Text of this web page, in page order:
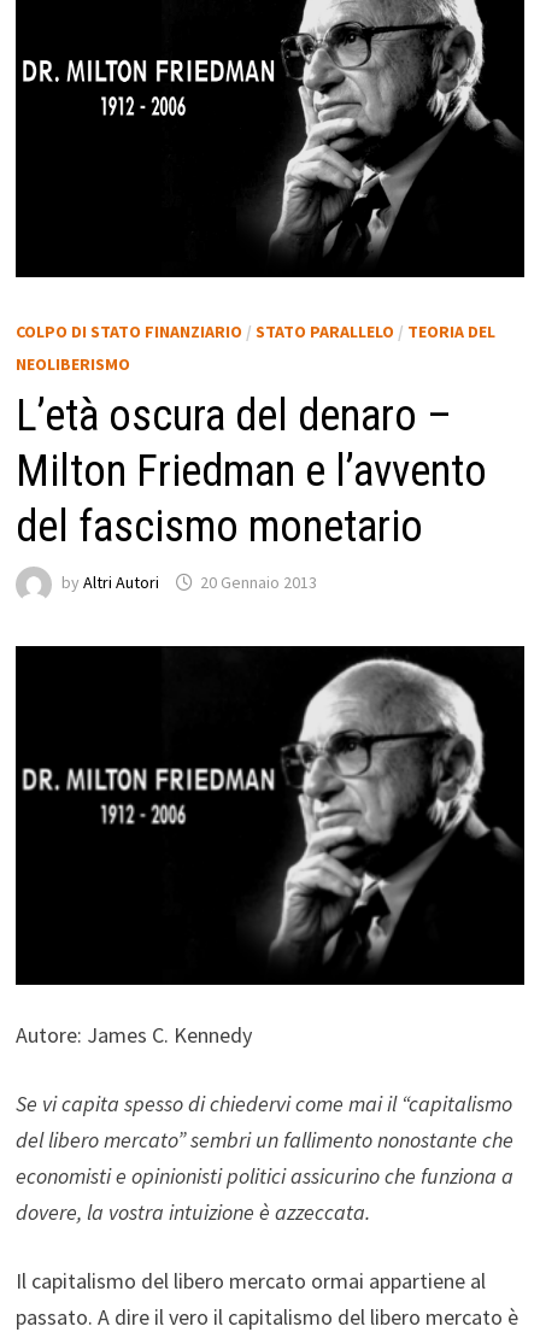
COLPO DI STATO FINANZIARIO / STATO PARALLELO / TEORIA DEL
NEOLIBERISMO
L’età oscura del denaro –
Milton Friedman e l’avvento
del fascismo monetario
by Altri Autori 20 Gennaio 2013
Autore: James C. Kennedy
Se vi capita spesso di chiedervi come mai il “capitalismo
del libero mercato” sembri un fallimento nonostante che
economisti e opinionisti politici assicurino che funziona a
dovere, la vostra intuizione è azzeccata.
Il capitalismo del libero mercato ormai appartiene al
passato. A dire il vero il capitalismo del libero mercato è